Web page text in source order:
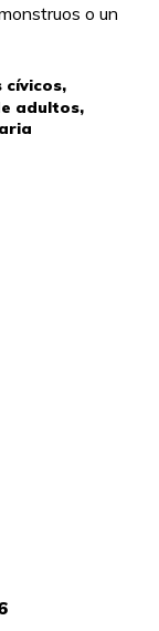
o un
cívicos,
adultos,